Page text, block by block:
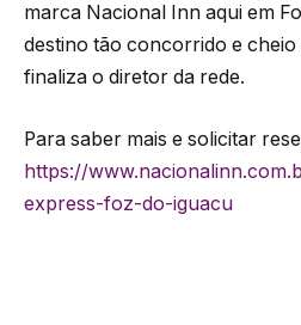
marca Nacional Inn aqui em
destino tão concorrido e cheio
finaliza o diretor da rede.
Para saber mais e solicitar
https://
express-foz-do-iguacu